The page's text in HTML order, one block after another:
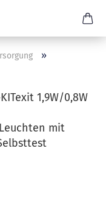
»
1,9W/0,8W
mit